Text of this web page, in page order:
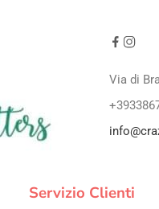
Via di
Servizio Clienti